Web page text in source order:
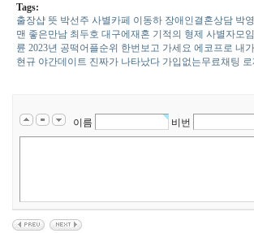
Tags:
출장샵 뜻 박선주 사­별­카­페 이동하 장애인결혼상담 박
맨 좋은만남 최두호 대­구­에­재­혼 기적의 형제 사별자모임
륜 2023년 공떡어플순위 한번보고 가세요 에코프로 내
현규 야­간­데­이­트 진짜가 나타났다 가입없는무료채팅 로
이름 비번